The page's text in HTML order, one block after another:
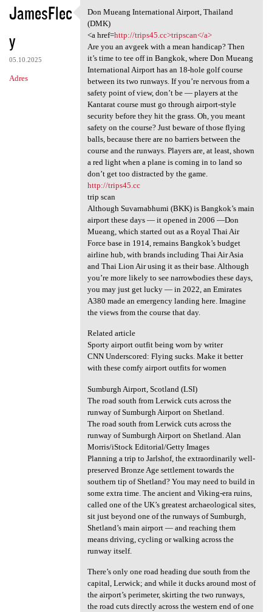
JamesFlec
y
05.10.2025
Adres
Don Mueang International
Don Mueang International Airport, Thailand
(DMK)
<a href=http://trips45.cc>tripscan</a>
Are you an avgeek with a mean handicap? Then
it’s time to tee off in Bangkok, where Don Mueang
International Airport has an 18-hole golf course
between its two runways. If you’re nervous from a
safety point of view, don’t be — players at the
Kantarat course must go through airport-style
security before they hit the grass. Oh, you meant
safety on the course? Just beware of those flying
balls, because there are no barriers between the
course and the runways. Players are, at least, shown
a red light when a plane is coming in to land so
don’t get too distracted by the game.
http://trips45.cc
trip scan
Although Suvarnabhumi (BKK) is Bangkok’s main
airport these days — it opened in 2006 —Don
Mueang, which started out as a Royal Thai Air
Force base in 1914, remains Bangkok’s budget
airline hub, with brands including Thai Air Asia
and Thai Lion Air using it as their base. Although
you’re more likely to see narrowbodies these days,
you may just get lucky — in 2022, an Emirates
A380 made an emergency landing here. Imagine
the views from the course that day.
Related article
Sporty airport outfit being worn by writer
CNN Underscored: Flying sucks. Make it better
with these comfy airport outfits for women
Sumburgh Airport, Scotland (LSI)
The road south from Lerwick cuts across the
runway of Sumburgh Airport on Shetland.
The road south from Lerwick cuts across the
runway of Sumburgh Airport on Shetland. Alan
Morris/iStock Editorial/Getty Images
Planning a trip to Jarlshof, the extraordinarily well-
preserved Bronze Age settlement towards the
southern tip of Shetland? You may need to build in
some extra time. The ancient and Viking-era ruins,
called one of the UK’s greatest archaeological sites,
sit just beyond one of the runways of Sumburgh,
Shetland’s main airport — and reaching them
means driving, cycling or walking across the
runway itself.
There’s only one road heading due south from the
capital, Lerwick; and while it ducks around most of
the airport’s perimeter, skirting the two runways,
the road cuts directly across the western end of one